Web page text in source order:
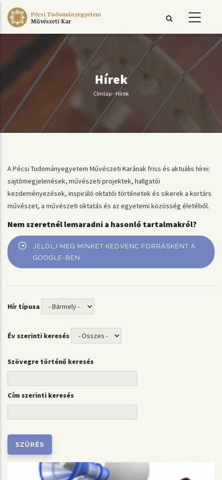
Ugrás
Pécsi Tudományegyetem
Művészeti Kar
Hírek
Morzsa
Címlap-Hírek
A Pécsi Tudományegyetem Művészeti Karának friss és aktuális hírei:
sajtómegjelenések, művészeti projektek, hallgatói
kezdeményezések, inspiráló oktatói történetek és sikerek a kortárs
művészet, a művészeti oktatás és az egyetemi közösség életéből.
Nem szeretnél lemaradni a hasonló tartalmakról?
JELÖLJ MEG MINKET KEDVENC FORRÁSKÉNT A
GOOGLE-BEN.
Hír típusa
Év szerinti keresés
Szövegre történő keresés
Cím szerinti keresés